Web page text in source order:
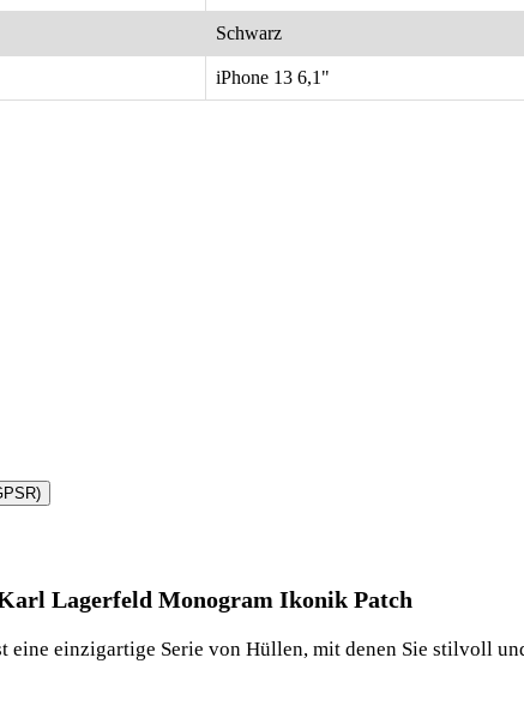
Schwarz
iPhone 13 6,1"
Lagerfeld Monogram Ikonik Patch
einzigartige Serie von Hüllen, mit denen Sie stilvoll